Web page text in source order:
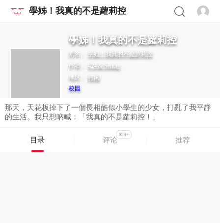
學姊！我真的不是蘿莉控
學姊！我真的不是蘿莉控
别名： 学姐！我真的不是萝莉控
作者： 424 & Semny
地区： 韩国
校园
那天，天花板掉下了一個長相酷似小學生的少女，打亂了我平靜
的生活。我只想吶喊：「我真的不是蘿莉控！」
目录 评论
999+
推荐